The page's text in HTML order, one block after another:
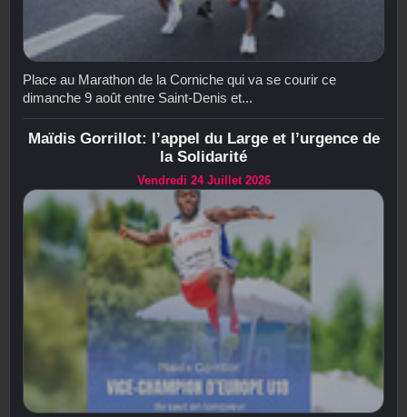
Place au Marathon de la Corniche qui va se courir ce
dimanche 9 août entre Saint-Denis et...
Maïdis Gorrillot: l’appel du Large et l’urgence de
la Solidarité
Vendredi 24 Juillet 2026